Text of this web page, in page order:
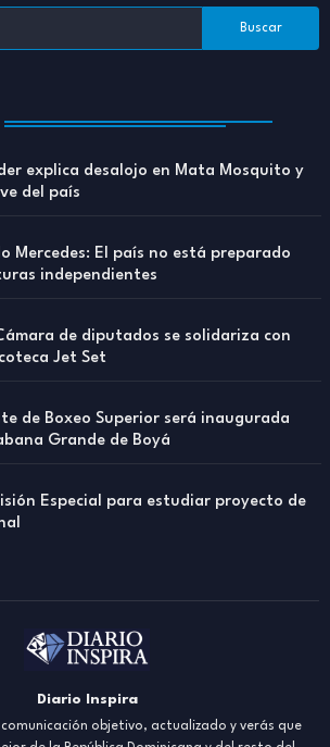
explica desalojo en Mata Mosquito y
del país
Mercedes: El país no está preparado
independientes
de diputados se solidariza con
Jet Set
de Boxeo Superior será inaugurada
Grande de Boyá
Especial para estudiar proyecto de
Diario Inspira
objetivo, actualizado y verás que